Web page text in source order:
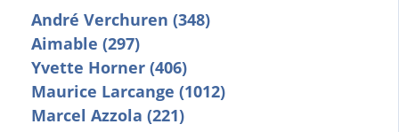
André Verchuren (348)
Aimable (297)
Yvette Horner (406)
Maurice Larcange (1012)
Marcel Azzola (221)